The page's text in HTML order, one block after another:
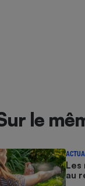
le
Les
au